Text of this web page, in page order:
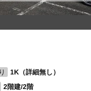
1K（詳細無し）
2階建/2階